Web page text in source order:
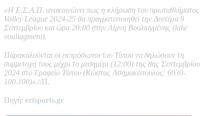
«Η Ε.Σ.Α.Π. ανακοινώνει πως η κλήρωση του πρωταθλήματος
Volley League 2024-25 θα πραγματοποιηθεί την Δευτέρα 9
Σεπτεμβρίου και ώρα 20:00 στην Λίμνη Βουλιαγμένης (lake
vouliagmeni).
Παρακαλούνται οι εκπρόσωποι του Τύπου να δηλώσουν τη
συμμετοχή τους μέχρι το μεσημέρι (12:00) της 8ης Σεπτεμβρίου
2024 στο Γραφείο Tύπου (Κώστας Ασημακόπουλος: 6930-
100.100)».//Π.
Πηγή: ertsports.gr